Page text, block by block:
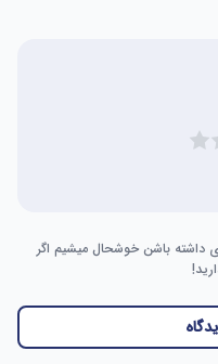
داشته باشن خوشحال میشیم اگر